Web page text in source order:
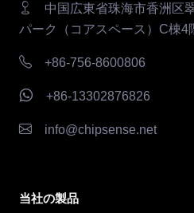
中国広東省珠海市香洲区
パーク（コアスペース）C棟4
+86-756-8600806
+86-13302876826
info@chipsense.net
当社の製品